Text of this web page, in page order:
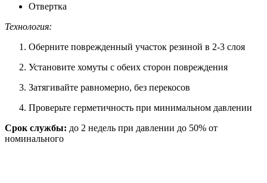
Отвертка
Технология:
Оберните поврежденный участок резиной в 2-3 слоя
Установите хомуты с обеих сторон повреждения
Затягивайте равномерно, без перекосов
Проверьте герметичность при минимальном давлении
Срок службы: до 2 недель при давлении до 50% от
номинального